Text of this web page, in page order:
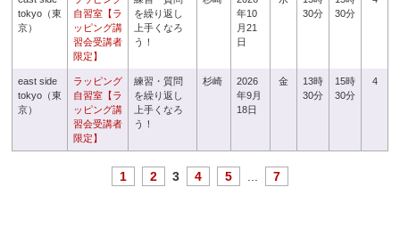
tokyo（東
京）
自習室【ラ
ッピング講
習会受講者
限定】
を繰り返し
上手くなろ
う！
年10
月21
日
30分
30分
east side
tokyo（東
京）
ラッピング
自習室【ラ
ッピング講
習会受講者
限定】
練習・質問
を繰り返し
上手くなろ
う！
杉崎
2026
年9月
18日
金
13時
30分
15時
30分
4
1 2 3 4 5 7